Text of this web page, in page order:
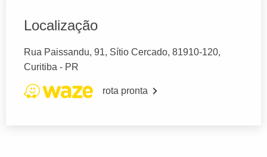
Localização
Rua Paissandu, 91, Sítio Cercado, 81910-120,
Curitiba - PR
rota pronta